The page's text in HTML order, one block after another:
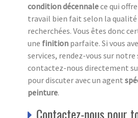
condition décennalece qui
travail bien fait selon la
recherchées. Vous êtes donc
une finition parfaite. Si vous
services, rendez-vous sur
contactez-nous directement
pour discuter avec un agent
peinture.
Contactez-nous pour